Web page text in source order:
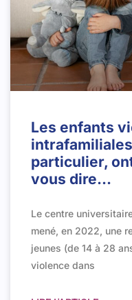
Les enfants
particulier,
vous dire…
Le centre
mené, en 2022, une
jeunes (de 14 à 28
violence dans